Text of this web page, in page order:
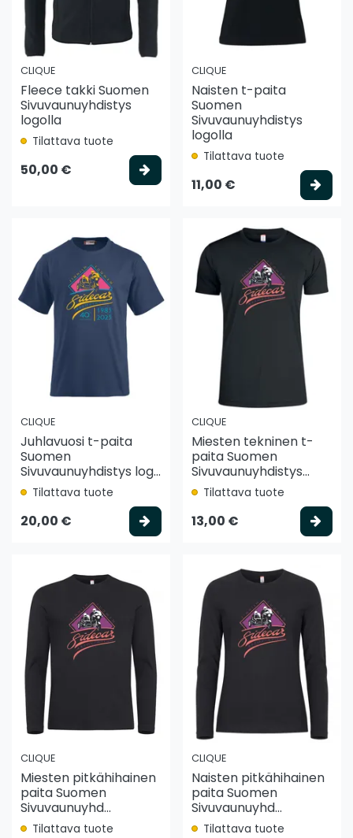
CLIQUE
Fleece takki Suomen
Sivuvaunuyhdistys
logolla
Tilattava tuote
50,00 €
CLIQUE
Naisten t-paita
Suomen
Sivuvaunuyhdistys
logolla
Tilattava tuote
11,00 €
CLIQUE
Juhlavuosi t-paita
Suomen
Sivuvaunuyhdistys log...
Tilattava tuote
20,00 € Valitse vaihtoehto
CLIQUE
Miesten tekninen t-
paita Suomen
Sivuvaunuyhdistys...
Tilattava tuote
13,00 €
CLIQUE
Miesten pitkähihainen
paita Suomen
Sivuvaunuyhd...
Tilattava tuote
CLIQUE
Naisten pitkähihainen
paita Suomen
Sivuvaunuyhd...
Tilattava tuote